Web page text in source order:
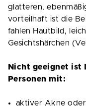
glatteren,
vorteilhaft ist die
fahlen Hautbild,
Gesichtshärchen
Nicht geeignet ist
Personen mit:
aktiver Akne